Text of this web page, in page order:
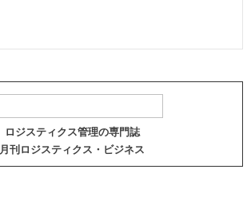
ロジスティクス管理の専門誌
月刊ロジスティクス・ビジネス